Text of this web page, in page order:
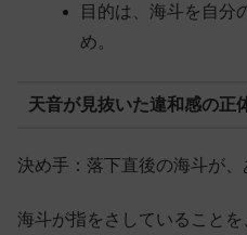
目的は、海斗を自分
め。
天音が見抜いた違和感の正
決め手：落下直後の海斗が
海斗が指をさしていること